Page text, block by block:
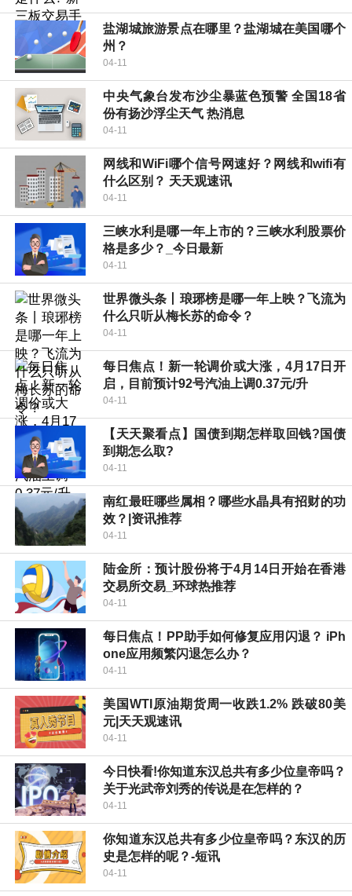
盐湖城旅游景点在哪里？盐湖城在美国哪个
州？
04-11
中央气象台发布沙尘暴蓝色预警 全国18省
份有扬沙浮尘天气 热消息
04-11
网线和WiFi哪个信号网速好？网线和wifi有
什么区别？ 天天观速讯
04-11
三峡水利是哪一年上市的？三峡水利股票价
格是多少？_今日最新
04-11
世界微头条丨琅琊榜是哪一年上映？飞流为
什么只听从梅长苏的命令？
04-11
每日焦点！新一轮调价或大涨，4月17日开
启，目前预计92号汽油上调0.37元/升
04-11
【天天聚看点】国债到期怎样取回钱?国债
到期怎么取?
04-11
南红最旺哪些属相？哪些水晶具有招财的功
效？|资讯推荐
04-11
陆金所：预计股份将于4月14日开始在香港
交易所交易_环球热推荐
04-11
每日焦点！PP助手如何修复应用闪退？ iPh
one应用频繁闪退怎么办？
04-11
美国WTI原油期货周一收跌1.2% 跌破80美
元|天天观速讯
04-11
今日快看!你知道东汉总共有多少位皇帝吗？
关于光武帝刘秀的传说是在怎样的？
04-11
你知道东汉总共有多少位皇帝吗？东汉的历
史是怎样的呢？-短讯
04-11